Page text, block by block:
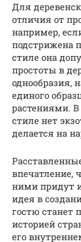
Для
отличия от
например,
подстрижена
стиле она
простоты в
однообразия,
единого
растениями.
стиле нет
делается на
впечатление,
ними придут
идея в
гостю станет
историей
его